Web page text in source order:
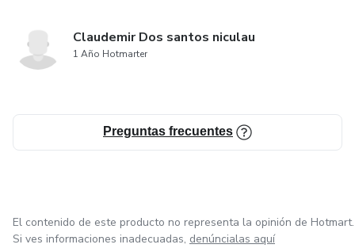
Claudemir Dos santos niculau
1 Año Hotmarter
Preguntas frecuentes
El contenido de este producto no representa la opinión de Hotmart.
Si ves informaciones inadecuadas, denúncialas aquí